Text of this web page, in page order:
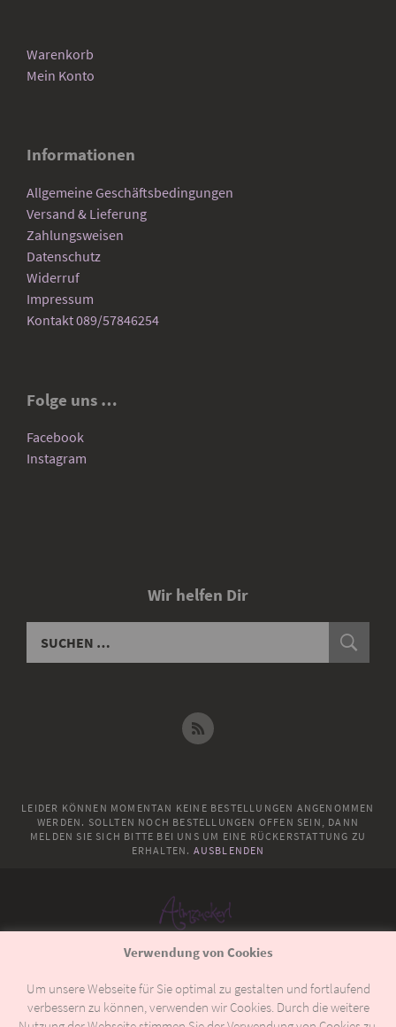
Warenkorb
Mein Konto
Informationen
Allgemeine Geschäftsbedingungen
Versand & Lieferung
Zahlungsweisen
Datenschutz
Widerruf
Impressum
Kontakt 089/57846254
Folge uns …
Facebook
Instagram
Wir helfen Dir
LEIDER KÖNNEN MOMENTAN KEINE BESTELLUNGEN ANGENOMMEN
WERDEN. SOLLTEN NOCH BESTELLUNGEN OFFEN SEIN, DANN
MELDEN SIE SICH BITTE BEI UNS UM EINE RÜCKERSTATTUNG ZU
ERHALTEN. AUSBLENDEN
© 2018Almzuckerl
Allgemeine Geschäftsbedingungen
Versand & Lieferung
Verwendung von Cookies
Um unsere Webseite für Sie optimal zu gestalten und fortlaufend
verbessern zu können, verwenden wir Cookies. Durch die weitere